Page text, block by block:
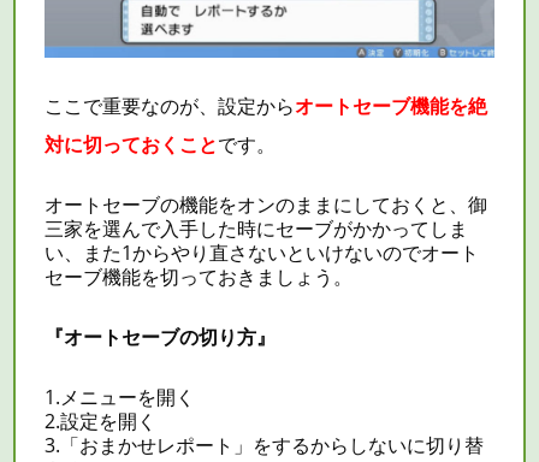
ここで重要なのが、設定からオートセーブ機能を絶
対に切っておくことです。
オートセーブの機能をオンのままにしておくと、御
三家を選んで入手した時にセーブがかかってしま
い、また1からやり直さないといけないのでオート
セーブ機能を切っておきましょう。
『オートセーブの切り方』
1.メニューを開く
2.設定を開く
3.「おまかせレポート」をするからしないに切り替